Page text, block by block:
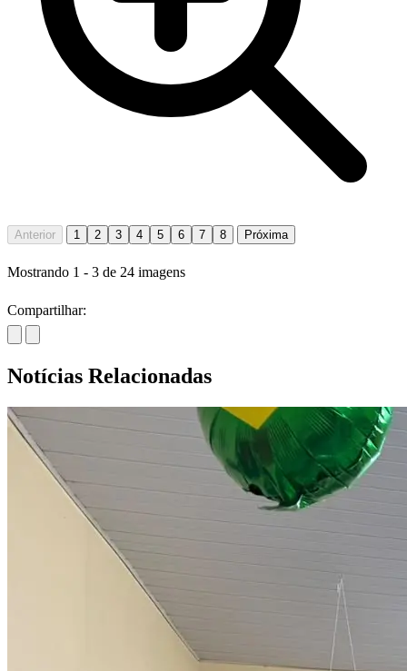
Anterior 1 2 3 4 5 6 7 8 Próxima
Mostrando 1 - 3 de 24 imagens
Compartilhar:
Notícias Relacionadas